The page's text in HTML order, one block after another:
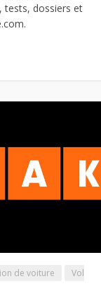
tests, dossiers et
de voiture
Vol